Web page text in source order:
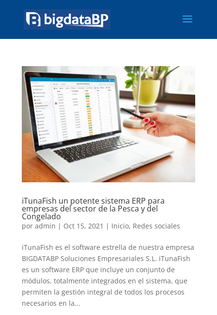
iTunaFish un potente sistema ERP para
empresas del sector de la Pesca y del
Congelado
por admin | Oct 15, 2021 | Inicio, Redes sociales
iTunaFish es el software estrella de nuestra empresa
BIGDATABP Soluciones Empresariales S.L. iTunaFish
es un software ERP que incluye un conjunto de
módulos, totalmente integrados en el sistema, que
permiten la gestión integral de todos los procesos
necesarios en la...